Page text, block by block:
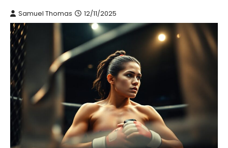
Samuel Thomas 12/11/2025